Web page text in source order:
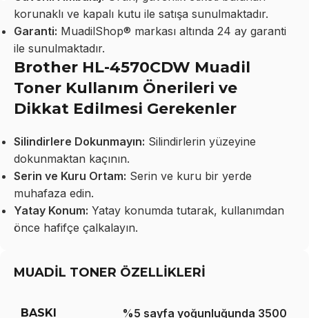
korunaklı ve kapalı kutu ile satışa sunulmaktadır.
Garanti: MuadilShop® markası altında 24 ay garanti
ile sunulmaktadır.
Brother HL-4570CDW Muadil
Toner Kullanım Önerileri ve
Dikkat Edilmesi Gerekenler
Silindirlere Dokunmayın: Silindirlerin yüzeyine
dokunmaktan kaçının.
Serin ve Kuru Ortam: Serin ve kuru bir yerde
muhafaza edin.
Yatay Konum: Yatay konumda tutarak, kullanımdan
önce hafifçe çalkalayın.
MUADİL TONER ÖZELLİKLERİ
BASKI %5 sayfa yoğunluğunda 3500